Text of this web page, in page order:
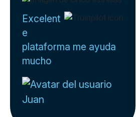
Excelent
e
plataforma me ayuda
mucho
Juan